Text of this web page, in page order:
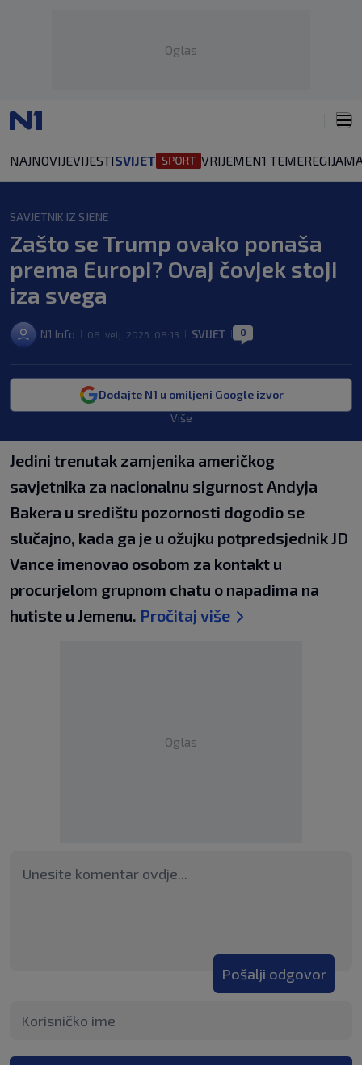
Oglas
NAJNOVIJEVIJESTISVIJET VRIJEMEN1 TEMEREGIJA
SAVJETNIK IZ SJENE
Zašto se Trump ovako ponaša
prema Europi? Ovaj čovjek stoji
iza svega
N1 Info 08. velj. 2026. 08:13 SVIJET 0
Dodajte N1 u omiljeni Google izvor
Više
Jedini trenutak zamjenika američkog
savjetnika za nacionalnu sigurnost Andyja
Bakera u središtu pozornosti dogodio se
slučajno, kada ga je u ožujku potpredsjednik JD
Vance imenovao osobom za kontakt u
procurjelom grupnom chatu o napadima na
hutiste u Jemenu. Pročitaj više
Oglas
Pošalji odgovor